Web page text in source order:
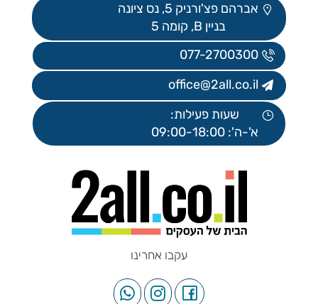
אברהם פצ'ורניק 5, נס ציונה
בניין B, קומה 5
077-2700300
office@2all.co.il
שעות פעילות:
א'-ה': 09:00-18:00
עקבו אחרינו